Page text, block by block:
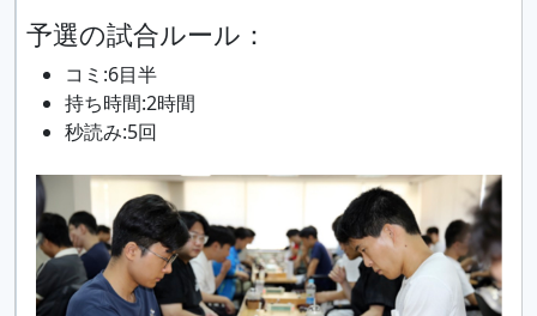
予選の試合ルール：
コミ:6目半
持ち時間:2時間
秒読み:5回